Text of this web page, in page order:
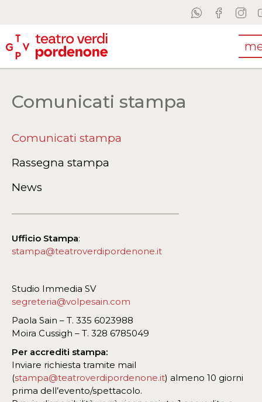
Comunicati stampa
Comunicati stampa
Rassegna stampa
News
Ufficio Stampa:
stampa@teatroverdipordenone.it
Studio Immedia SV
segreteria@volpesain.com
Paola Sain – T. 335 6023988
Moira Cussigh – T. 328 6785049
Per accrediti stampa:
Inviare richiesta tramite mail
(stampa@teatroverdipordenone.it) almeno 10 giorni
prima dell’evento/spettacolo.